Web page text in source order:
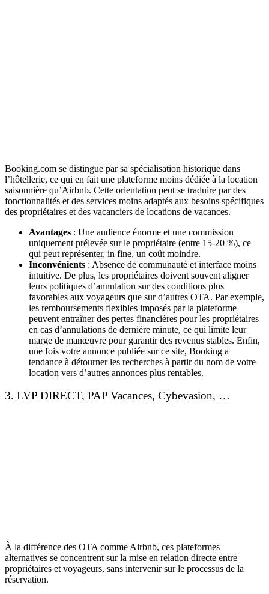
Booking.com se distingue par sa spécialisation historique dans
l’hôtellerie, ce qui en fait une plateforme moins dédiée à la location
saisonnière qu’Airbnb. Cette orientation peut se traduire par des
fonctionnalités et des services moins adaptés aux besoins spécifiques
des propriétaires et des vacanciers de locations de vacances.
Avantages : Une audience énorme et une commission
uniquement prélevée sur le propriétaire (entre 15-20 %), ce
qui peut représenter, in fine, un coût moindre.
Inconvénients : Absence de communauté et interface moins
intuitive. De plus, les propriétaires doivent souvent aligner
leurs politiques d’annulation sur des conditions plus
favorables aux voyageurs que sur d’autres OTA. Par exemple,
les remboursements flexibles imposés par la plateforme
peuvent entraîner des pertes financières pour les propriétaires
en cas d’annulations de dernière minute, ce qui limite leur
marge de manœuvre pour garantir des revenus stables. Enfin,
une fois votre annonce publiée sur ce site, Booking a
tendance à détourner les recherches à partir du nom de votre
location vers d’autres annonces plus rentables.
3. LVP DIRECT, PAP Vacances, Cybevasion, …
À la différence des OTA comme Airbnb, ces plateformes
alternatives se concentrent sur la mise en relation directe entre
propriétaires et voyageurs, sans intervenir sur le processus de la
réservation.